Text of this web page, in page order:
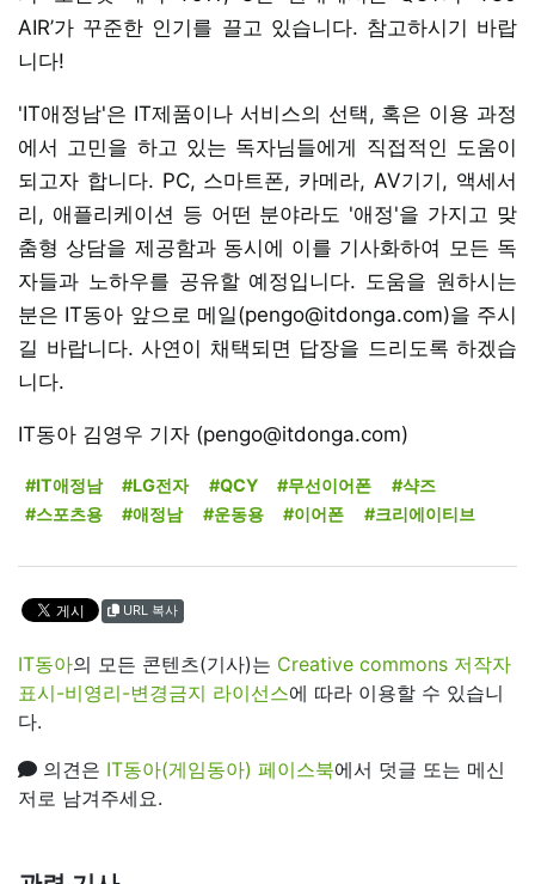
AIR’가 꾸준한 인기를 끌고 있습니다. 참고하시기 바랍
니다!
'IT애정남'은 IT제품이나 서비스의 선택, 혹은 이용 과정
에서 고민을 하고 있는 독자님들에게 직접적인 도움이
되고자 합니다. PC, 스마트폰, 카메라, AV기기, 액세서
리, 애플리케이션 등 어떤 분야라도 '애정'을 가지고 맞
춤형 상담을 제공함과 동시에 이를 기사화하여 모든 독
자들과 노하우를 공유할 예정입니다. 도움을 원하시는
분은 IT동아 앞으로 메일(pengo@itdonga.com)을 주시
길 바랍니다. 사연이 채택되면 답장을 드리도록 하겠습
니다.
IT동아 김영우 기자 (pengo@itdonga.com)
#IT애정남 #LG전자 #QCY #무선이어폰
#샥즈
#스포츠용
#애정남 #운동용 #이어폰 #크리에이티브
URL 복사
IT동아의 모든 콘텐츠(기사)는 Creative commons 저작자
표시-비영리-변경금지 라이선스에 따라 이용할 수 있습니
다.
의견은 IT동아(게임동아) 페이스북에서 덧글 또는 메신
저로 남겨주세요.